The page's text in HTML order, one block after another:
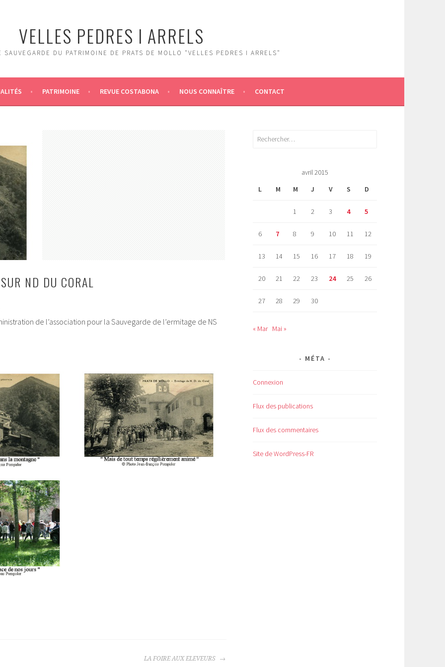
VELLES PEDRES I ARRELS
SAUVEGARDE DU PATRIMOINE DE PRATS DE MOLLO "VELLES PEDRES I ARRELS"
PATRIMOINE REVUE COSTABONA NOUS CONNAÎTRE CONTACT
ND DU CORAL
de l’association pour la Sauvegarde de l’ermitage de NS
LA FOIRE AUX ELEVEURS
Rechercher :
avril 2015
L
M M J V S D
1 2 3 4 5
6 7 8 9 10 11 12
13 14 15 16 17 18 19
20 21 22 23 24 25 26
27 28 29 30
« Mar Mai »
MÉTA
Connexion
Flux des publications
Flux des commentaires
Site de WordPress-FR